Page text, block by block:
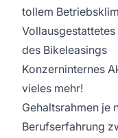
tollem
des Bikeleasings
Konzerninternes
vieles mehr!
Gehaltsrahmen je
Berufserfahrung